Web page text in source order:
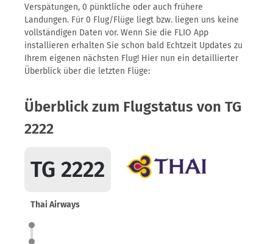
Verspätungen, 0 pünktliche oder auch frühere
Landungen. Für 0 Flug/Flüge liegt bzw. liegen uns keine
vollständigen Daten vor. Wenn Sie die FLIO App
installieren erhalten Sie schon bald Echtzeit Updates zu
Ihrem eigenen nächsten Flug! Hier nun ein detaillierter
Überblick über die letzten Flüge:
Überblick zum Flugstatus von TG
2222
TG 2222
Thai Airways